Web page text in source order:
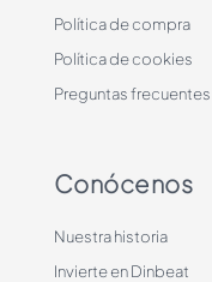
Política de compra
Política de cookies
Preguntas frecuentes
Conócenos
Nuestra historia
Invierte en Dinbeat